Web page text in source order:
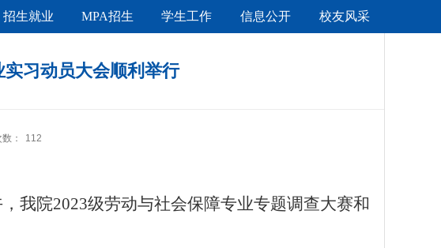
招生就业 MPA招生 学生工作 信息公开 校友风采
习动员大会顺利举行
： 112
， 我院2023级劳动与社会保障专业专题调查大赛和